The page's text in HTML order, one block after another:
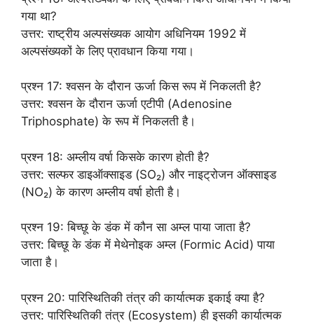
गया था?
उत्तर: राष्ट्रीय अल्पसंख्यक आयोग अधिनियम 1992 में
अल्पसंख्यकों के लिए प्रावधान किया गया।
प्रश्न 17: श्वसन के दौरान ऊर्जा किस रूप में निकलती है?
उत्तर: श्वसन के दौरान ऊर्जा एटीपी (Adenosine
Triphosphate) के रूप में निकलती है।
प्रश्न 18: अम्लीय वर्षा किसके कारण होती है?
उत्तर: सल्फर डाइऑक्साइड (SO₂) और नाइट्रोजन ऑक्साइड
(NO₂) के कारण अम्लीय वर्षा होती है।
प्रश्न 19: बिच्छू के डंक में कौन सा अम्ल पाया जाता है?
उत्तर: बिच्छू के डंक में मेथेनोइक अम्ल (Formic Acid) पाया
जाता है।
प्रश्न 20: पारिस्थितिकी तंत्र की कार्यात्मक इकाई क्या है?
उत्तर: पारिस्थितिकी तंत्र (Ecosystem) ही इसकी कार्यात्मक